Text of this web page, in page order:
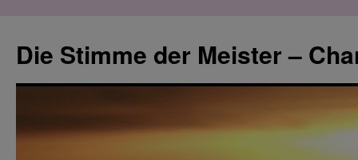
springen
Die Stimme der Meister –